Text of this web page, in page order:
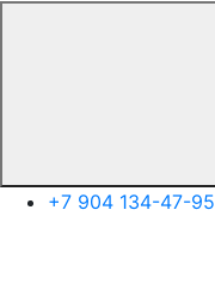
+7 904 134-47-95